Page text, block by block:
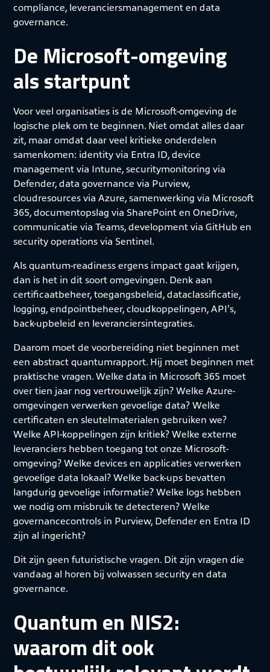
compliance, leveranciersmanagement en data
governance.
De Microsoft-omgeving
als startpunt
Voor veel organisaties is de Microsoft-omgeving de
logische plek om te beginnen. Niet omdat alles daar
zit, maar omdat daar veel kritieke onderdelen
samenkomen: identity via Entra ID, device
management via Intune, securitymonitoring via
Defender, data governance via Purview,
cloudresources via Azure, samenwerking via Microsoft
365, documentopslag via SharePoint en OneDrive,
communicatie via Teams, development via GitHub en
security operations via Sentinel.
Als quantum-readiness ergens impact gaat krijgen,
dan is het in dit soort omgevingen. Denk aan
certificaatbeheer, toegangsbeleid, dataclassificatie,
logging, endpointbeheer, cloudkoppelingen, API's,
back-upbeleid en leveranciersintegraties.
Daarom moet de voorbereiding niet beginnen met
een abstract quantumrapport. Hij moet beginnen met
praktische vragen. Welke data in Microsoft 365 moet
over tien jaar nog vertrouwelijk zijn? Welke Azure-
omgevingen verwerken gevoelige data? Welke
certificaten en sleutelmaterialen gebruiken we?
Welke API-koppelingen zijn kritiek? Welke externe
leveranciers hebben toegang tot onze Microsoft-
omgeving? Welke devices en applicaties verwerken
gevoelige data lokaal? Welke back-ups bevatten
langdurig gevoelige informatie? Welke logs hebben
we nodig om misbruik te detecteren? Welke
governancecontrols in Purview, Defender en Entra ID
zijn al ingericht?
Dit zijn geen futuristische vragen. Dit zijn vragen die
vandaag al horen bij volwassen security en data
governance.
Quantum en NIS2:
waarom dit ook